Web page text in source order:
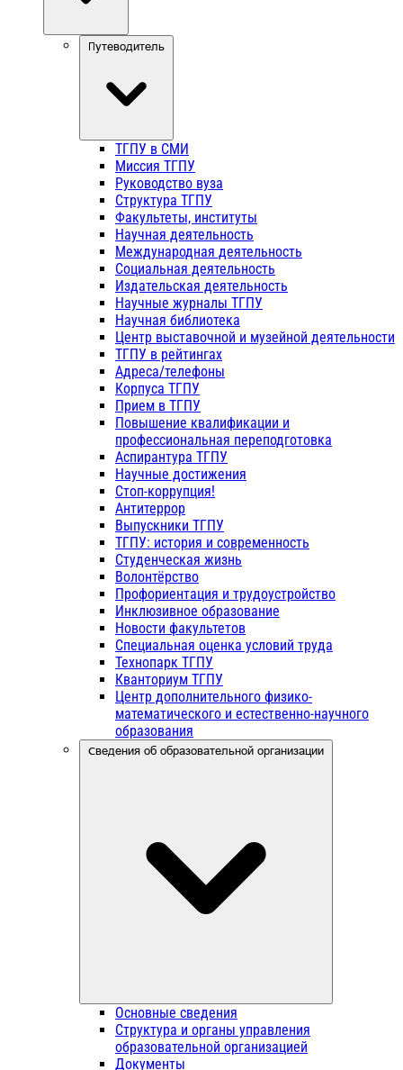
Путеводитель
ТГПУ в СМИ
Миссия ТГПУ
Руководство вуза
Структура ТГПУ
Факультеты, институты
Научная деятельность
Международная деятельность
Социальная деятельность
Издательская деятельность
Научные журналы ТГПУ
Научная библиотека
Центр выставочной и музейной деятельности
ТГПУ в рейтингах
Адреса/телефоны
Корпуса ТГПУ
Прием в ТГПУ
Повышение квалификации и
профессиональная переподготовка
Аспирантура ТГПУ
Научные достижения
Стоп-коррупция!
Антитеррор
Выпускники ТГПУ
ТГПУ: история и современность
Студенческая жизнь
Волонтёрство
Профориентация и трудоустройство
Инклюзивное образование
Новости факультетов
Специальная оценка условий труда
Технопарк ТГПУ
Кванториум ТГПУ
Центр дополнительного физико-
математического и естественно-научного
образования
Сведения об образовательной организации
Основные сведения
Структура и органы управления
образовательной организацией
Документы